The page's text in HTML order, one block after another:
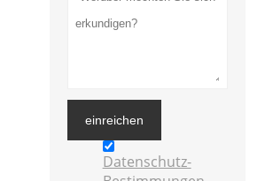
einreichen
Datenschutz-